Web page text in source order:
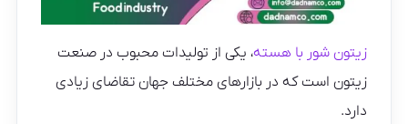
زیتون شور با هسته، یکی از تولیدات محبوب در صنعت
زیتون است که در بازارهای مختلف جهان تقاضای زیادی
دارد.